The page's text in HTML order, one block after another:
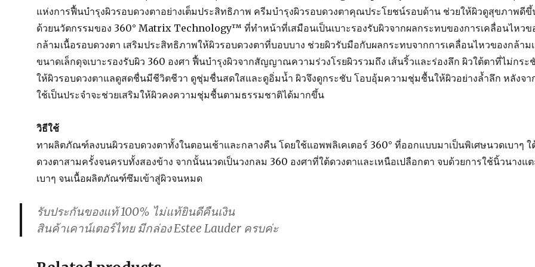
แห่งการฟื้นบำรุงผิวรอบดวงตาอย่างเต็มประสิทธิภาพ ครีมบำรุงผิวรอบดวงตาคุณประโยชน์รอบด้าน ช่วยให้ผิวดูสุขภาพดีขึ้
ด้วยนวัตกรรมของ 360° Matrix Technology™ ที่ทำหน้าที่เสมือนเป็นเบาะรองรับผิวจากผลกระทบของการเคลื่อนไหวข
กล้ามเนื้อรอบดวงตา เสริมประสิทธิภาพให้ผิวรอบดวงตาที่บอบบาง ช่วยผิวรับมือกับผลกระทบจากการเคลื่อนไหวของกล้าม
ขนาดเล็กดุจเบาะรองรับผิว 360 องศา ฟื้นบำรุงผิวจากสัญญาณความร่วงโรยผิวรวมถึง เส้นริ้วและร่องลึก ผิวใต้ตาที่ไม่กระ
ให้ผิวรอบดวงตาแลดูสดชื่นมีชีวิตชีวา ดูชุ่มชื่นสดใสและดูอิ่มน้ำ ผิวจึงดูกระชับ โอบอุ้มความชุ่มชื้นให้ผิวอย่างล้ำลึก หลังจา
ใช้เป็นประจำจะช่วยเสริมให้ผิวคงความชุ่มชื้นตามธรรมชาติได้มากขึ้น
วิธีใช้
ทาผลิตภัณฑ์ลงบนผิวรอบดวงตาทั้งในตอนเช้าและกลางคืน โดยใช้แอพพลิเคเตอร์ 360° ที่ออกแบบมาเป็นพิเศษนวดเบาๆ ใ
ดวงตาสามครั้งจนครบทั้งสองข้าง จากนั้นนวดเป็นวงกลม 360 องศาที่ใต้ดวงตาและเหนือเปลือกตา จบด้วยการใช้นิ้วนางแต
เบาๆ จนเนื้อผลิตภัณฑ์ซึมเข้าสู่ผิวจนหมด
รับประกันของแท้ 100% ไม่แท้ยินดีคืนเงิน
สินค้าเคาน์เตอร์ไทย มีกล่อง Estee Lauder ครบค่ะ